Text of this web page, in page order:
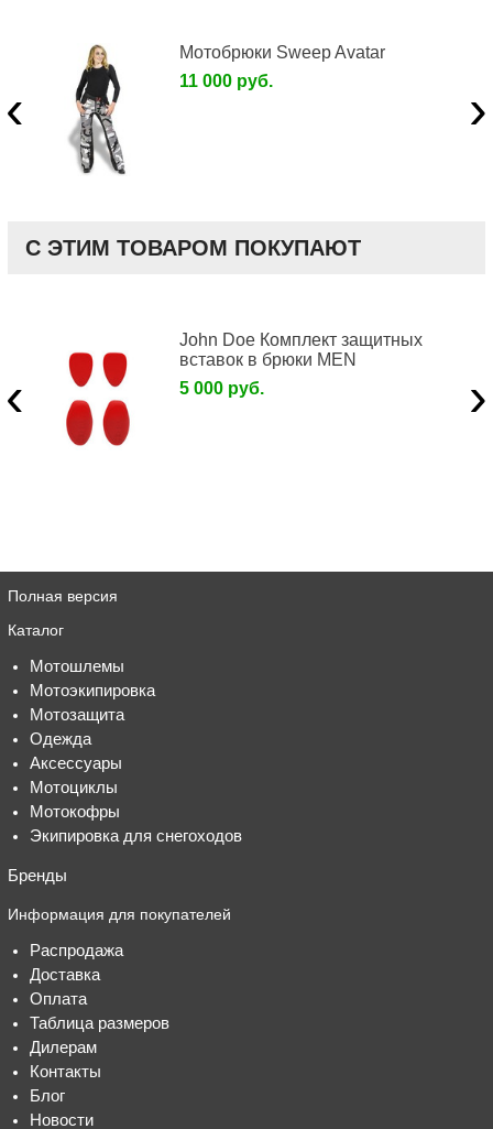
Мотобрюки Sweep Avatar
11 000 руб.
‹ ›
С ЭТИМ ТОВАРОМ ПОКУПАЮТ
John Doe Комплект защитных
вставок в брюки MEN
5 000 руб.
‹ ›
Полная версия
Каталог
Мотошлемы
Мотоэкипировка
Мотозащита
Одежда
Аксессуары
Мотоциклы
Мотокофры
Экипировка для снегоходов
Бренды
Информация для покупателей
Распродажа
Доставка
Оплата
Таблица размеров
Дилерам
Контакты
Блог
Новости